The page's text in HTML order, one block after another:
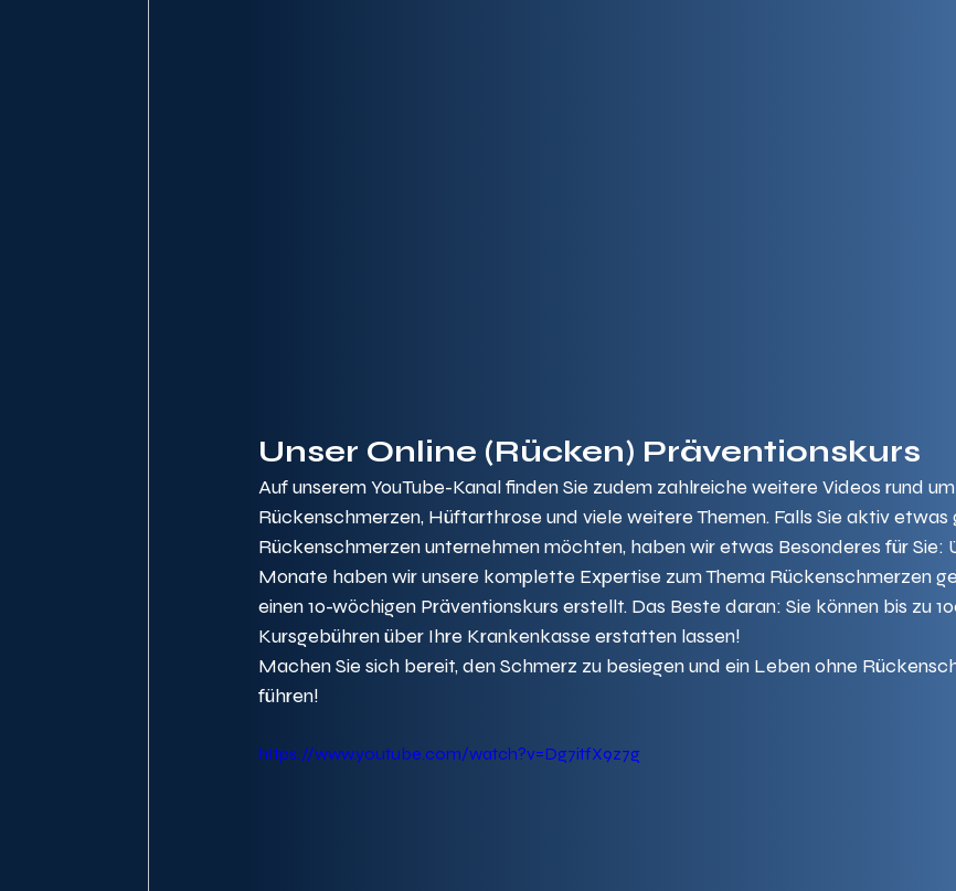
Unser Online (Rücken) Präventionskurs
Auf unserem YouTube-Kanal finden Sie zudem zahlreiche weitere Videos rund
Rückenschmerzen, Hüftarthrose und viele weitere Themen. Falls Sie aktiv etwas
Rückenschmerzen unternehmen möchten, haben wir etwas Besonderes für Sie:
Monate haben wir unsere komplette Expertise zum Thema Rückenschmerzen
einen 10-wöchigen Präventionskurs erstellt. Das Beste daran: Sie können bis zu
Kursgebühren über Ihre Krankenkasse erstatten lassen!
Machen Sie sich bereit, den Schmerz zu besiegen und ein Leben ohne
führen!
https://www.youtube.com/watch?v=Dg7itfX9z7g